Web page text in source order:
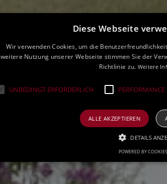
Diese Webseite
Wir verwenden Cookies, um die
weitere Nutzung unserer Webseite stimmen Sie der
Richtlinie zu.Weitere
UNBEDINGT ERFORDERLICH PERFORMANCE
ALLE AKZEPTIEREN
DETAILS
POWERED BY